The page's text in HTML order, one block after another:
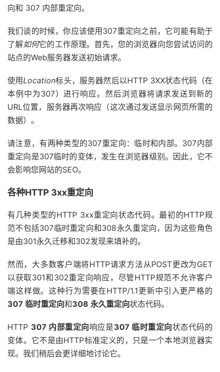
向和 307 内部重定向。
我们谈的时候，你应该使用307重定向之前，它可能有助于
了解如何它的工作原理。首先，您的浏览器向您尝试访问的
站点的Web服务器发送初始请求。
使用Location标头，服务器然后以HTTP 3XX状态代码（在
本例中为307）进行响应。然后浏览器将请求发送到新的
URL位置，服务器再次响应（这次通过发送显示网页所需的
数据）。
请注意，有两种类型的307重定向：临时和内部。307内部
重定向是307临时的变体，发生在浏览器级别。因此，它不
会影响您网站的SEO。
各种HTTP 3xx重定向
有几种类型的HTTP 3xx重定向状态代码。最初的HTTP规
范不包括307临时重定向和308永久重定向，因为这些角色
是由301永久迁移和302发现来填补的。
然而，大多数客户端将HTTP请求方法从POST更改为GET
以获取301和302重定向响应，尽管HTTP规范不允许客户
端这样做。这种行为需要在HTTP/1.1更新中引入更严格的
307 临时重定向和308 永久重定向状态代码。
HTTP 307 内部重定向响应是307 临时重定向状态代码的
变体。它不是由HTTP标准定义的，只是一个本地浏览器实
现。我们稍后会更详细地讨论它。